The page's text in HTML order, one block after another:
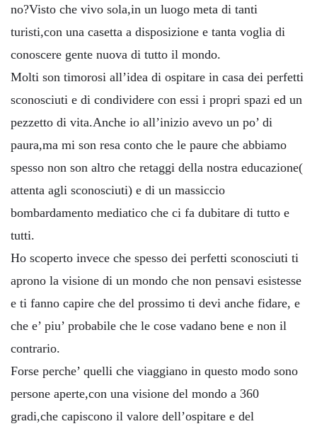
no?Visto che vivo sola,in un luogo meta di tanti
turisti,con una casetta a disposizione e tanta voglia di
conoscere gente nuova di tutto il mondo.
Molti son timorosi all’idea di ospitare in casa dei perfetti
sconosciuti e di condividere con essi i propri spazi ed un
pezzetto di vita.Anche io all’inizio avevo un po’ di
paura,ma mi son resa conto che le paure che abbiamo
spesso non son altro che retaggi della nostra educazione(
attenta agli sconosciuti) e di un massiccio
bombardamento mediatico che ci fa dubitare di tutto e
tutti.
Ho scoperto invece che spesso dei perfetti sconosciuti ti
aprono la visione di un mondo che non pensavi esistesse
e ti fanno capire che del prossimo ti devi anche fidare, e
che e’ piu’ probabile che le cose vadano bene e non il
contrario.
Forse perche’ quelli che viaggiano in questo modo sono
persone aperte,con una visione del mondo a 360
gradi,che capiscono il valore dell’ospitare e del